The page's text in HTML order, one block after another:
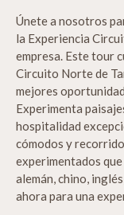
Únete a nosotros
la Experiencia
empresa. Este tour
Circuito Norte de
mejores
Experimenta
hospitalidad
cómodos y
experimentados
alemán, chino,
ahora para una